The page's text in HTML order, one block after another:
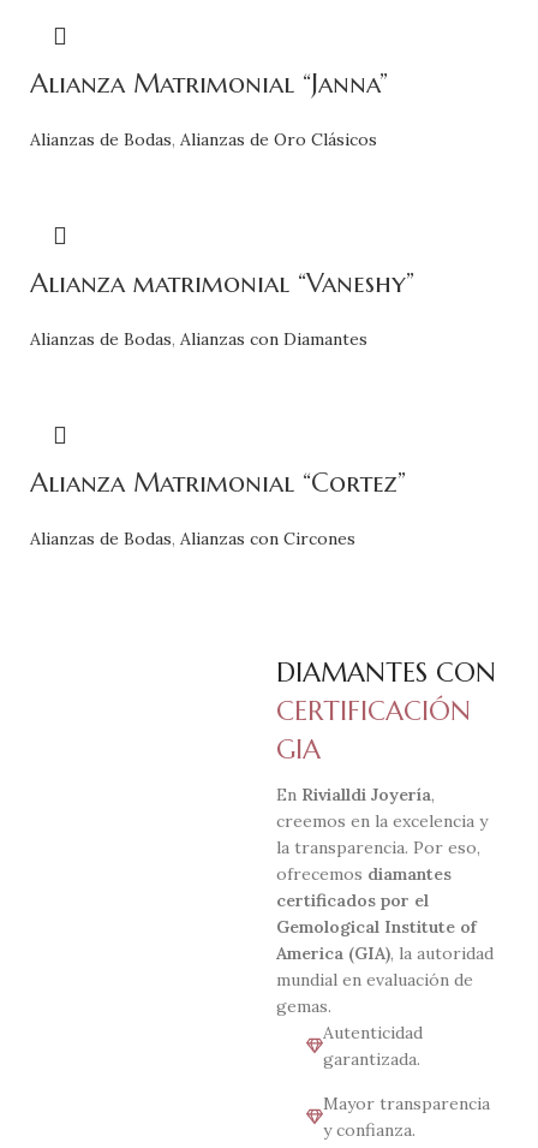
Alianza Matrimonial “Janna”
Alianzas de Bodas,Alianzas de Oro Clásicos
Alianza matrimonial “Vaneshy”
Alianzas de Bodas,Alianzas con Diamantes
Alianza Matrimonial “Cortez”
Alianzas de Bodas,Alianzas con Circones
DIAMANTES CON
CERTIFICACIÓN
GIA
En Rivialldi Joyería,
creemos en la excelencia y
la transparencia. Por eso,
ofrecemos diamantes
certificados por el
Gemological Institute of
America (GIA), la autoridad
mundial en evaluación de
gemas.
Autenticidad
garantizada.
Mayor transparencia
y confianza.